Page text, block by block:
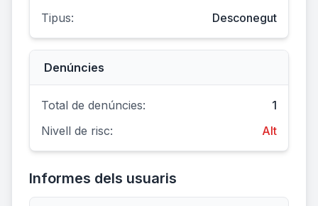
Tipus:
Desconegut
Denúncies
Total de denúncies:
1
Nivell de risc:
Alt
Informes dels usuaris